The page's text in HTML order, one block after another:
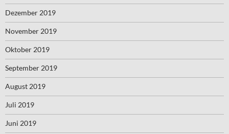
Dezember 2019
November 2019
Oktober 2019
September 2019
August 2019
Juli 2019
Juni 2019